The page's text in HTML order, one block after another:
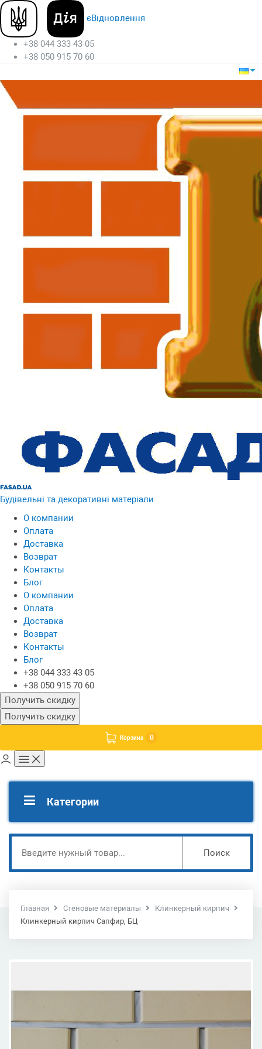
єВідновлення
+38 044 333 43 05
+38 050 915 70 60
Будівельні та декоративні матеріали
О компании
Оплата
Доставка
Возврат
Контакты
Блог
О компании
Оплата
Доставка
Возврат
Контакты
Блог
+38 044 333 43 05
+38 050 915 70 60
Получить скидку
Получить скидку
Корзина 0
Категории
Поиск
Главная Стеновые материалы
Клинкерный кирпич
Клинкерный кирпич Сапфир, БЦ